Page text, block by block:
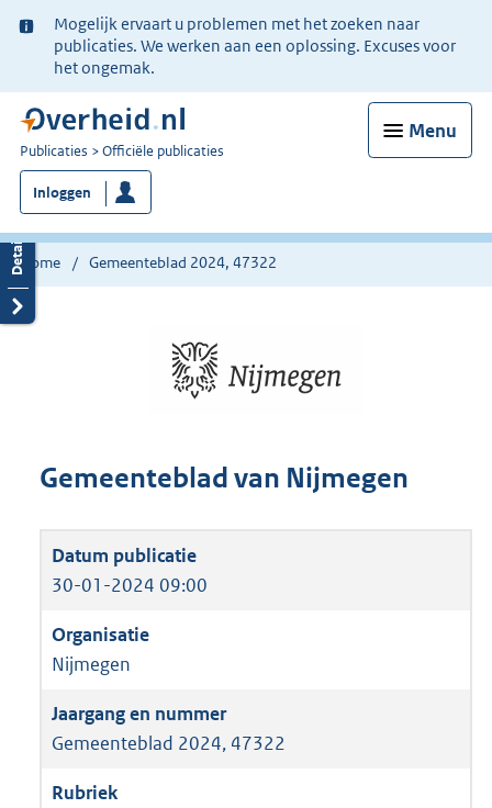
Ter
informatie:
Mogelijk ervaart u problemen met het zoeken naar
publicaties. We werken aan een oplossing. Excuses voor
het ongemak.
Menu
U
bent
nu
hier:
Publicaties Officiële publicaties
Inloggen
Home Gemeenteblad 2024, 47322
Gemeenteblad van Nijmegen
30-01-2024 09:00
Nijmegen
Gemeenteblad 2024, 47322